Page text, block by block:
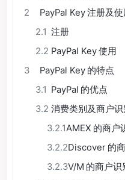
2
PayPal Key 注册及使
2.1 注册
2.2 PayPal Key 使用
3
PayPal Key 的特点
3.1 PayPal 的优点
3.2 消费类别及商户识
3.2.1AMEX 的商户
3.2.2Discover 的
3.2.3V/M 的商户识